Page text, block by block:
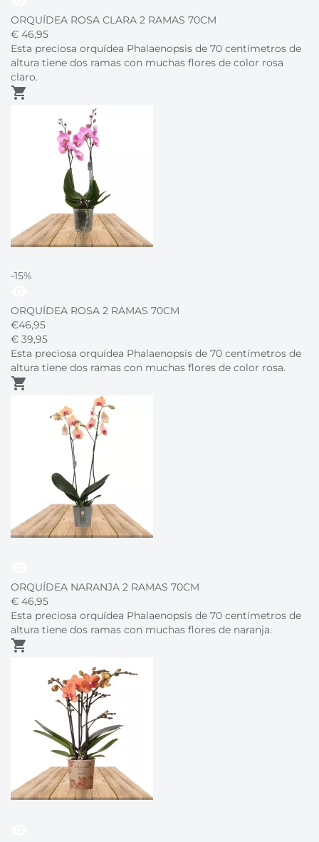
ORQUÍDEA ROSA CLARA 2 RAMAS 70CM
€ 46,95
Esta preciosa orquídea Phalaenopsis de 70 centímetros de
altura tiene dos ramas con muchas flores de color rosa
claro.
shopping_cart
-15%
ORQUÍDEA ROSA 2 RAMAS 70CM
€46,95
€ 39,95
Esta preciosa orquídea Phalaenopsis de 70 centímetros de
altura tiene dos ramas con muchas flores de color rosa.
shopping_cart
ORQUÍDEA NARANJA 2 RAMAS 70CM
€ 46,95
Esta preciosa orquídea Phalaenopsis de 70 centímetros de
altura tiene dos ramas con muchas flores de naranja.
shopping_cart